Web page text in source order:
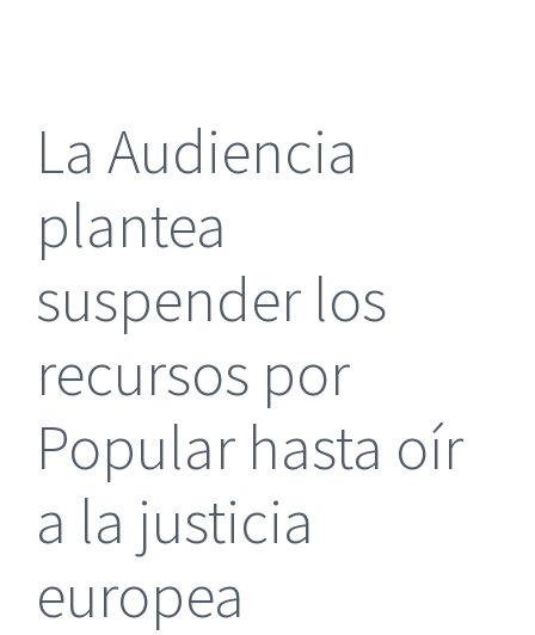
La Audiencia
plantea
suspender los
recursos por
Popular hasta oír
a la justicia
europea